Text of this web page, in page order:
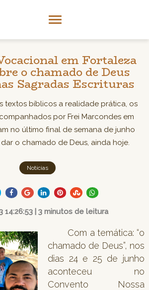
em Fortaleza
o chamado de Deus
Sagradas Escrituras
textos bíblicos a realidade prática, os
por Frei Marcondes em
no último final de semana de junho
o chamado de Deus, ainda hoje.
Notícias
14:26:53 | 3 minutos de leitura
Com a temática: “o
chamado de Deus”, nos
dias 24 e 25 de junho
aconteceu no
Convento Nossa